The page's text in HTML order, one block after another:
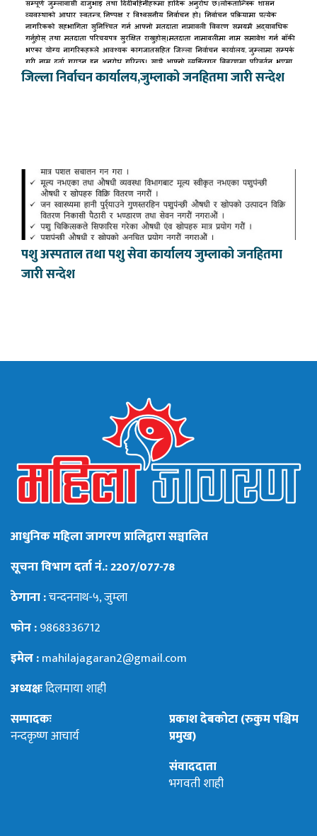
जिल्ला निर्वाचन कार्यालय,जुम्लाको जनहितमा जारी सन्देश
पशु अस्पताल तथा पशु सेवा कार्यालय जुम्लाको जनहितमा
जारी सन्देश
आधुनिक महिला जागरण प्रालिद्वारा सञ्चालित
सूचना विभाग दर्ता नं.: 2207/077-78
ठेगाना :चन्दननाथ-५, जुम्ला
फोन :9868336712
इमेल :mahilajagaran2@gmail.com
अध्यक्षःदिलमाया शाही
सम्पादकः
नन्दकृष्ण आचार्य
प्रकाश देबकोटा (रुकुम पश्चिम
प्रमुख)
संवाददाता
भगवती शाही